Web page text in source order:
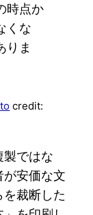
時点か
くな
りま
credit:
ではな
が安価な文
裁断した